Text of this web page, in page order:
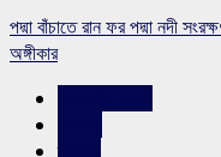
পদ্মা বাঁচাতে রান ফর পদ্মা নদী
অঙ্গীকার